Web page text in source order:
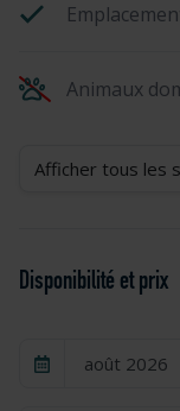
Animaux
Afficher tous les
Disponibilité et prix